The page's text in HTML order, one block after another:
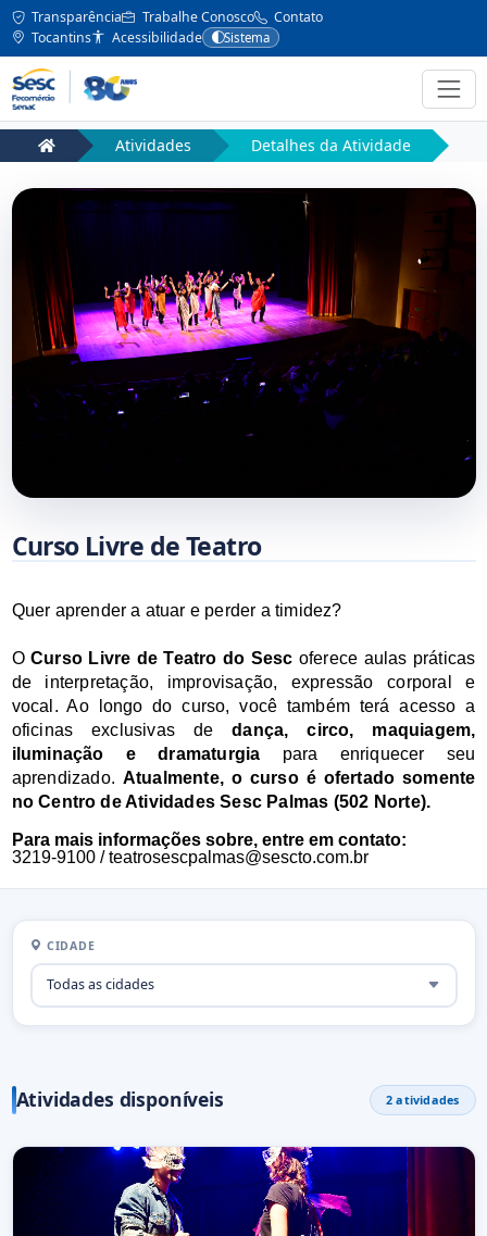
Transparência Trabalhe Conosco
Contato
Tocantins
Acessibilidade Sistema
Atividades Detalhes da Atividade
Curso Livre de Teatro
Quer aprender a atuar e perder a timidez?
O Curso Livre de Teatro do Sesc oferece aulas práticas
de interpretação, improvisação, expressão corporal e
vocal. Ao longo do curso, você também terá acesso a
oficinas exclusivas de dança, circo, maquiagem,
iluminação e dramaturgia para enriquecer seu
aprendizado. Atualmente, o curso é ofertado somente
no Centro de Atividades Sesc Palmas (502 Norte).
Para mais informações sobre, entre em contato:
3219-9100 / teatrosescpalmas@sescto.com.br
CIDADE
Atividades disponíveis 2 atividades